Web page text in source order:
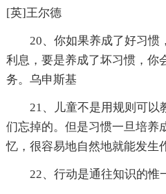
[英]王尔德
20、你如果养成了好习惯
利息，要是养成了坏习惯，你
务。乌申斯基
21、儿童不是用规则可以
们忘掉的。但是习惯一旦培养
忆，很容易地自然地就能发生
22、行动是通往知识的惟